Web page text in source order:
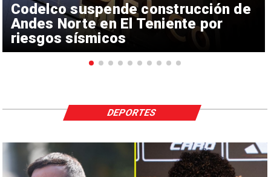
Codelco suspende construcción de
Andes Norte en El Teniente por
riesgos sísmicos
DEPORTES